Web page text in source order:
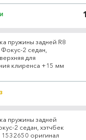
пружины задней R8
2 седан,
для
клиренса +15 мм
пружины задней
2 седан, хэтчбек
1532650 оригинал